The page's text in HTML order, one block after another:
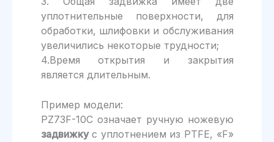
уплотнительные поверхности, для
обработки, шлифовки и обслуживания
увеличились некоторые трудности;
4.Время открытия и закрытия
является длительным.
Пример модели:
PZ73F-10C означает ручную ножевую
задвижкус уплотнением из PTFE, «F»